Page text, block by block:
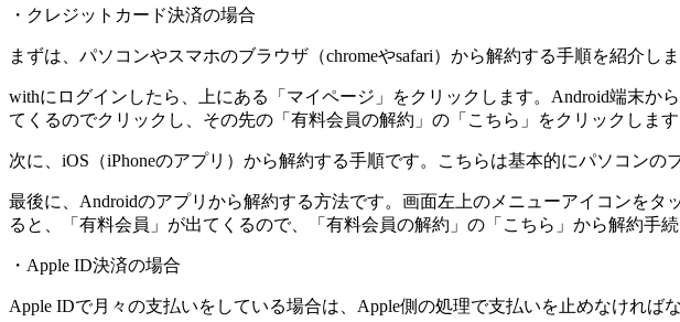
・クレジットカード決済の場合
まずは、パソコンやスマホのブラウザ（chromeやsafari）から解約する手順を紹介しま
withにログインしたら、上にある「マイページ」をクリックします。Android端末
てくるのでクリックし、その先の「有料会員の解約」の「こちら」をクリックしま
次に、iOS（iPhoneのアプリ）から解約する手順です。こちらは基本的にパソコン
最後に、Androidのアプリから解約する方法です。画面左上のメニューアイコンを
ると、「有料会員」が出てくるので、「有料会員の解約」の「こちら」から解約手続
・Apple ID決済の場合
Apple IDで月々の支払いをしている場合は、Apple側の処理で支払いを止めなけれ